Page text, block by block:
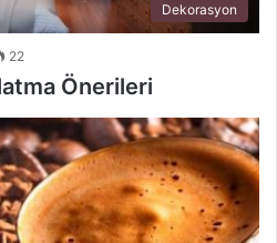
Dekorasyon
22
Önerileri